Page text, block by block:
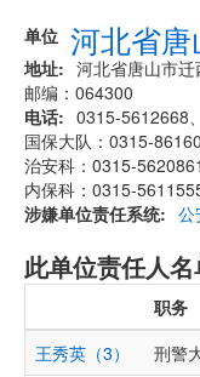
单位 河北省
地址
河北省唐山市
邮编：064300
电话
0315-5612668
国保大队：0315-
治安科：0315-
内保科：0315-
涉嫌单位责任系统
公
此单位责任人
职务
王秀英（3）
刑警